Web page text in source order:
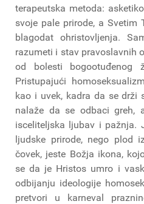
terapeutska metoda:
svoje pale prirode, a Svetim
blagodat ohristovljenja.
razumeti i stav pravoslavnih
od bolesti bogootuđenog
Pristupajući
kao i uvek, kadra da se drži
nalaže da se odbaci greh,
isceliteljska ljubav i pažnja.
ljudske prirode, nego plod
čovek, jeste Božja ikona,
se da je Hristos umro i
odbijanju ideologije
pretvori u karneval